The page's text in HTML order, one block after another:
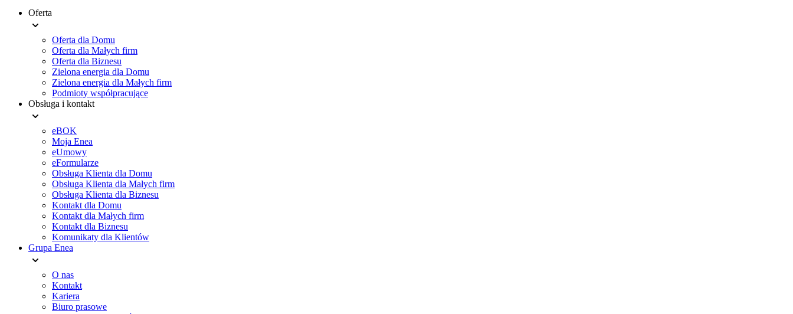
Menu
Oferta
Oferta dla Domu
Oferta dla Małych firm
Oferta dla Biznesu
Zielona energia dla Domu
Zielona energia dla Małych firm
Podmioty współpracujące
Obsługa i kontakt
eBOK
Moja Enea
eUmowy
eFormularze
Obsługa Klienta dla Domu
Obsługa Klienta dla Małych firm
Obsługa Klienta dla Biznesu
Kontakt dla Domu
Kontakt dla Małych firm
Kontakt dla Biznesu
Komunikaty dla Klientów
Grupa Enea
O nas
Kontakt
Kariera
Biuro prasowe